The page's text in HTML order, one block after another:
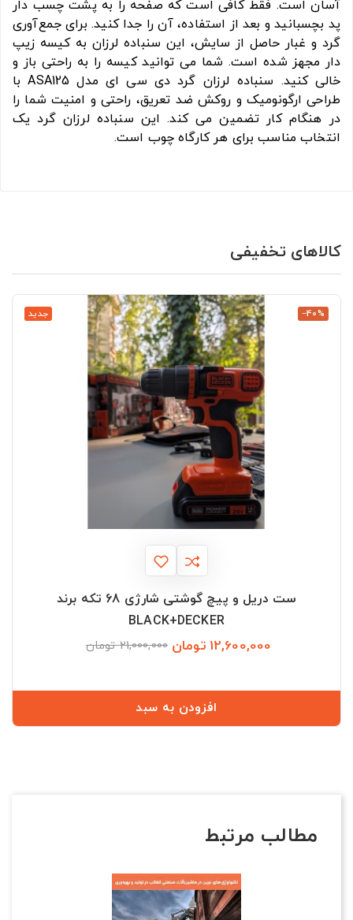
آسان است. فقط کافی است که صفحه را به پشت چسب دار
پد بچسبانید و بعد از استفاده، آن را جدا کنید. برای جمع‌آوری
گرد و غبار حاصل از سایش، این سنباده لرزان به کیسه زیپ
دار مجهز شده است. شما می توانید کیسه را به راحتی باز و
خالی کنید. سنباده لرزان گرد دی سی ای مدل ASA125 با
طراحی ارگونومیک و روکش ضد تعریق، راحتی و امنیت شما را
در هنگام کار تضمین می کند. این سنباده لرزان گرد یک
انتخاب مناسب برای هر کارگاه چوب است.
کالاهای تخفیفی
جدید ‎−40%
ست دریل و پیچ گوشتی شارژی 68 تکه برند
BLACK+DECKER
12,600,000 تومان 21,000,000 تومان
افزودن به سبد
مطالب مرتبط